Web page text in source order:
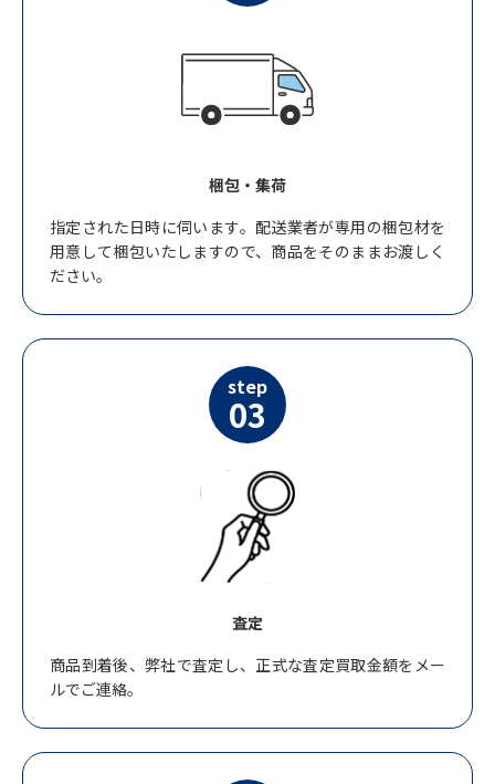
梱包・集荷
指定された日時に伺います。配送業者が専用の梱包材を
用意して梱包いたしますので、商品をそのままお渡しく
ださい。
step
03
査定
商品到着後、弊社で査定し、正式な査定買取金額をメー
ルでご連絡。